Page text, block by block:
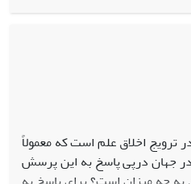
ترویج اخلاق علم است که معمولاً
در جهان درپی پاسخ به این پرسش